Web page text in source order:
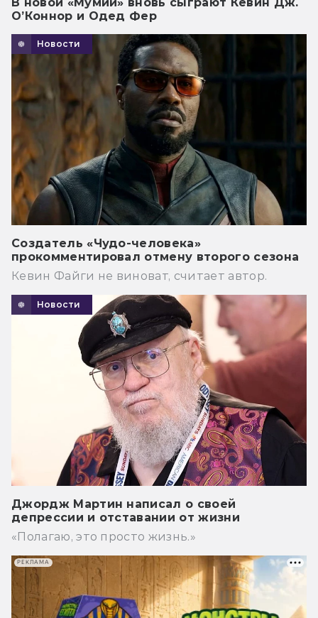
О’Коннор и Одед Фер
Новости
Создатель «Чудо-человека»
прокомментировал отмену второго сезона
Кевин Файги не виноват, считает автор.
Новости
Джордж Мартин написал о своей
депрессии и отставании от жизни
«Полагаю, это просто жизнь.»
РЕКЛАМА